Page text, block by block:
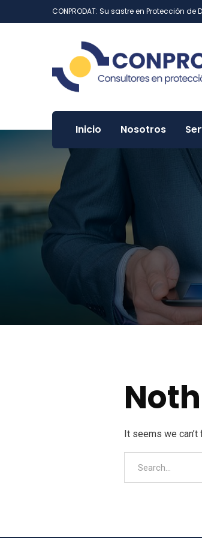
CONPRODAT: Su sastre en Protección de
Inicio Nosotros
It seems we can’t